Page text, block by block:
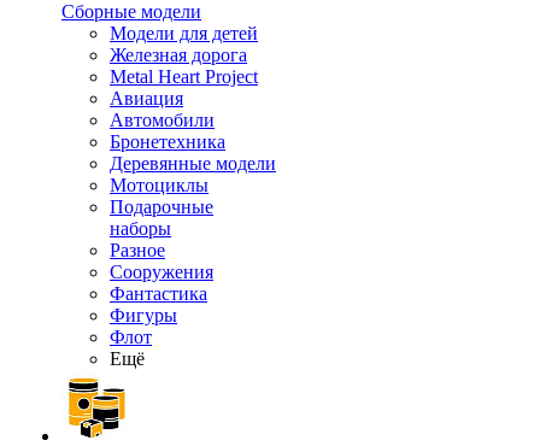
Сборные модели
Модели для детей
Железная дорога
Metal Heart Project
Авиация
Автомобили
Бронетехника
Деревянные модели
Мотоциклы
Подарочные
наборы
Разное
Сооружения
Фантастика
Фигуры
Флот
Ещё